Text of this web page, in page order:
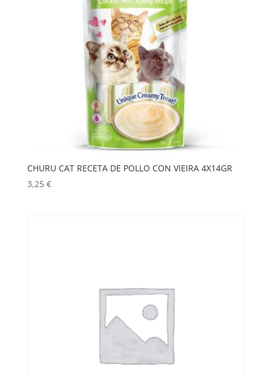
CHURU CAT RECETA DE POLLO CON VIEIRA 4X14GR
3,25 €